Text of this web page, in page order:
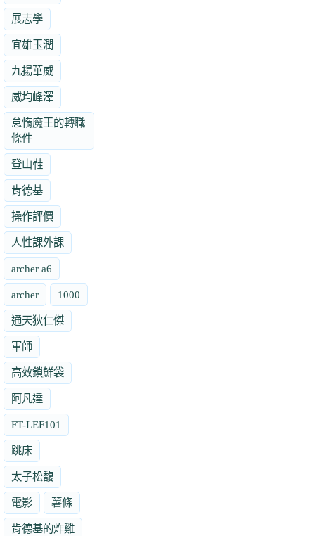
展志學
宜雄玉潤
九揚華威
威均峰澤
怠惰魔王的轉職
條件
登山鞋
肯德基
操作評價
人性課外課
archer a6
archer 1000
通天狄仁傑
軍師
高效鎖鮮袋
阿凡達
FT-LEF101
跳床
太子松馥
電影 薯條
肯德基的炸雞